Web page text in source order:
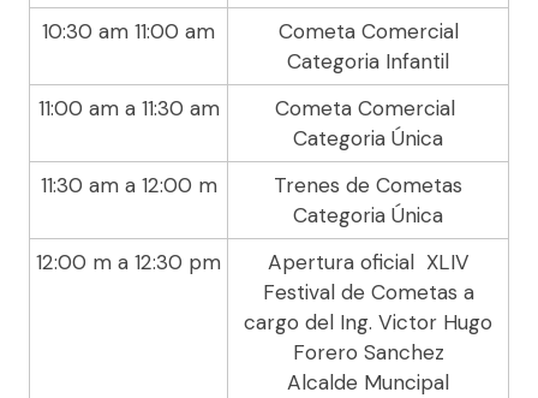
10:30 am 11:00 am
Cometa Comercial
Categoria Infantil
11:00 am a 11:30 am
Cometa Comercial
Categoria Única
11:30 am a 12:00 m
Trenes de Cometas
Categoria Única
12:00 m a 12:30 pm
Apertura oficial XLIV
Festival de Cometas a
cargo del Ing. Victor Hugo
Forero Sanchez
Alcalde Muncipal